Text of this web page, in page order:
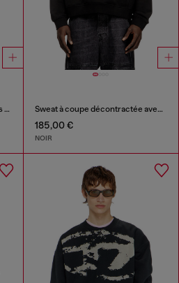
Sweat-shirt en coton avec motifs floqués Sweat à coupe décontractée avec poche kangourou
185,00 €
NOIR